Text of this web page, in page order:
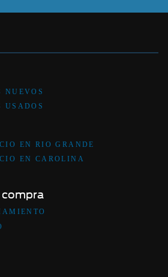
NUEVOS
USADOS
EN RIO GRANDE
EN CAROLINA
compra